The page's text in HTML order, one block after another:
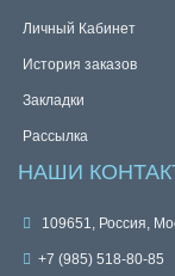
Личный Кабинет
История заказов
Закладки
Рассылка
НАШИ
109651, Россия,
+7 (985) 518-80-85